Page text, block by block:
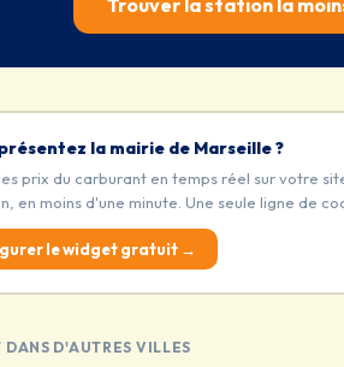
Trouver la station la
la mairie de Marseille ?
prix du carburant en temps réel sur votre
en moins d'une minute. Une seule ligne de
le widget gratuit →
D'AUTRES VILLES